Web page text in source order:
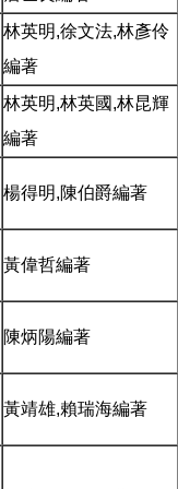
林英明,徐文法,林彥伶
編著
林英明,林英國,林昆輝
編著
楊得明,陳伯爵編著
黃偉哲編著
陳炳陽編著
黃靖雄,賴瑞海編著